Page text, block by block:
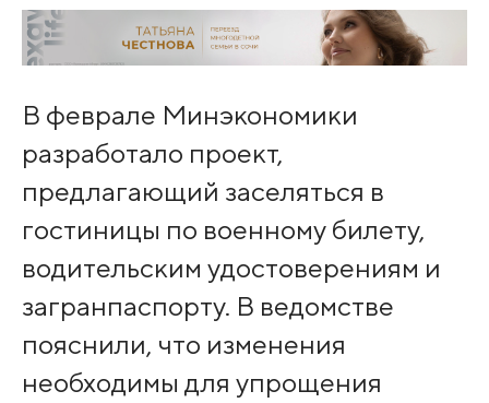
В феврале Минэкономики
разработало проект,
предлагающий заселяться в
гостиницы по военному билету,
водительским удостоверениям и
загранпаспорту. В ведомстве
пояснили, что изменения
необходимы для упрощения